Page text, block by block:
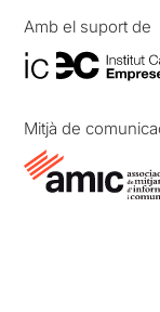
Amb el suport de
Mitjà de